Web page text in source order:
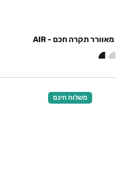
מאוורר תקרה חכם - AIR
משלוח חינם